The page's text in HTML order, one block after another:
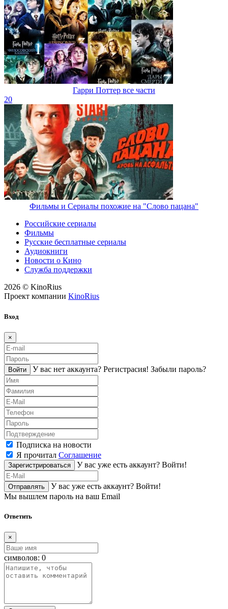
Гарри Поттер все части
20
Фильмы и Сериалы похожие на "Слово пацана"
Российские сериалы
Фильмы
Русские бесплатные сериалы
Аудиокниги
Новости о Кино
Служба поддержки
2026 © KinoRius
Проект компании KinoRius
Вход
×
Войти У вас нет аккаунта? Регистраcия! Забыли пароль?
Подписка на новости
Я прочитал Соглашение
Зарегистрироваться У вас уже есть аккаунт? Войти!
Отправлять У вас уже есть аккаунт? Войти!
Мы вышлем пароль на ваш Email
Ответить
×
символов: 0